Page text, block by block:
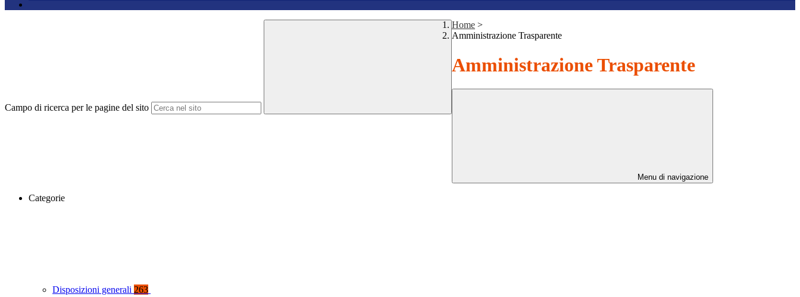
Campo di ricerca per le pagine del sito
Home >
Amministrazione Trasparente
Amministrazione Trasparente
Menu di navigazione
Categorie
Disposizioni generali 263